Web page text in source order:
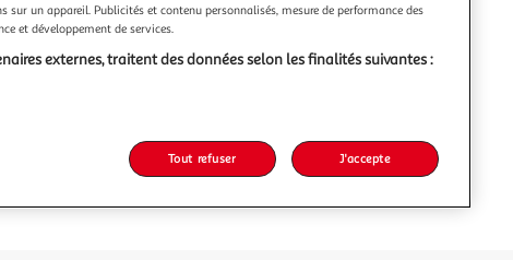
sur un appareil. Publicités et contenu personnalisés, mesure de performance des
et développement de services.
externes, traitent des données selon les finalités suivantes :
Tout refuser J'accepte